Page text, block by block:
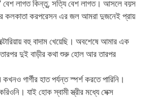
বেশ লাগত কিন্তু, সত্যি বেশ লাগত। আসলে বয়স
কলকাতা করপরেসন এর জল আমরা দুজনেই প্রায়
বহু বাদাম খেয়েছি। অবশেষে আমার এক
তারপর দুই বাড়ীর কথা শুরু হোল আর তারপর
গার্গীর হাত পর্যন্ত স্পর্শ করতে পারিনি।
যাই হোক স্বামী স্ত্রীর মধ্যে সেক্স